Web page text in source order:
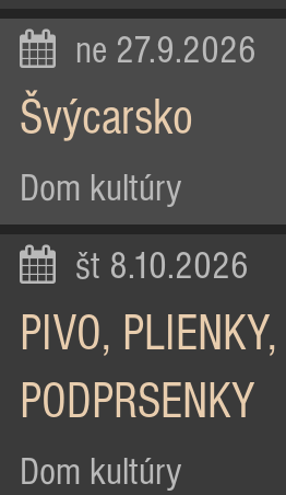
ne 27.9.2026
Švýcarsko
Dom kultúry
št 8.10.2026
PIVO, PLIENKY,
PODPRSENKY
Dom kultúry